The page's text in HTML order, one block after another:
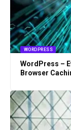
WORDPRESS
WordPress –
Browser